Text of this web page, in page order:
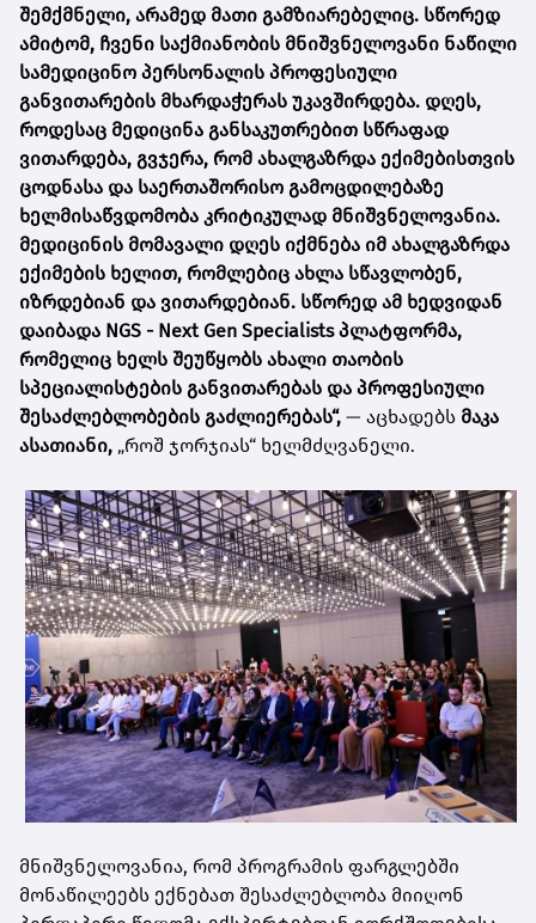
შემქმნელი, არამედ მათი გამზიარებელიც. სწორედ
ამიტომ, ჩვენი საქმიანობის მნიშვნელოვანი ნაწილი
სამედიცინო პერსონალის პროფესიული
განვითარების მხარდაჭერას უკავშირდება. დღეს,
როდესაც მედიცინა განსაკუთრებით სწრაფად
ვითარდება, გვჯერა, რომ ახალგაზრდა ექიმებისთვის
ცოდნასა და საერთაშორისო გამოცდილებაზე
ხელმისაწვდომობა კრიტიკულად მნიშვნელოვანია.
მედიცინის მომავალი დღეს იქმნება იმ ახალგაზრდა
ექიმების ხელით, რომლებიც ახლა სწავლობენ,
იზრდებიან და ვითარდებიან. სწორედ ამ ხედვიდან
დაიბადა NGS - Next Gen Specialists პლატფორმა,
რომელიც ხელს შეუწყობს ახალი თაობის
სპეციალისტების განვითარებას და პროფესიული
შესაძლებლობების გაძლიერებას“, — აცხადებს მაკა
ასათიანი, „როშ ჯორჯიას“ ხელმძღვანელი.
მნიშვნელოვანია, რომ პროგრამის ფარგლებში
მონაწილეებს ექნებათ შესაძლებლობა მიიღონ